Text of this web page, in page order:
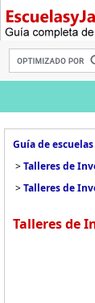
Guía de
>Talleres de
>Talleres de
Talleres de